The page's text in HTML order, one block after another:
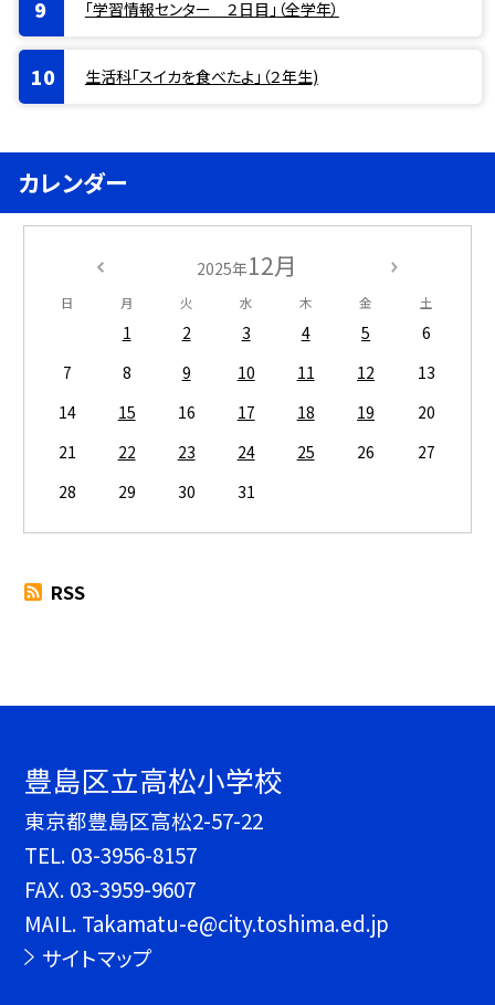
「学習情報センター ２日目」（全学年）
生活科「スイカを食べたよ」（２年生)
カレンダー
2025年12月
日 月 火 水 木 金 土
1 2 3 4 5
6
7
8 9 10 11 12
13
14
15 16 17 18 19
20
21
22 23 24 25 26
27
28
29 30 31
RSS
豊島区立高松小学校
東京都豊島区高松2-57-22
TEL. 03-3956-8157
FAX. 03-3959-9607
MAIL. Takamatu-e@city.toshima.ed.jp
サイトマップ